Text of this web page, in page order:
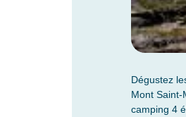
Dégustez
Mont Saint-
camping 4